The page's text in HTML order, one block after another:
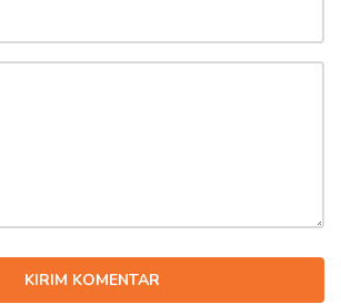
KIRIM KOMENTAR